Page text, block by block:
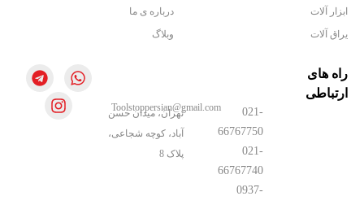
ابزار آلات
یراق آلات
درباره ی ما
وبلاگ
راه های
ارتباطی
تهران، میدان حسن
آباد، کوچه شجاعی،
پلاک 8
021-
66767750
021-
66767740
0937-
Toolstoppersian@gmail.com